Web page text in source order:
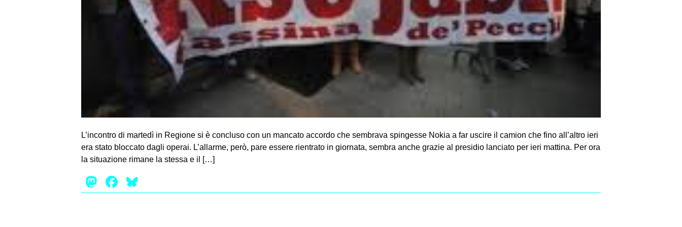
L’incontro di martedì in Regione si è concluso con un mancato accordo che sembrava spingesse Nokia a far uscire il camion che fino all’altro ieri
era stato bloccato dagli operai. L’allarme, però, pare essere rientrato in giornata, sembra anche grazie al presidio lanciato per ieri mattina. Per ora
la situazione rimane la stessa e il […]
Mastodon
Facebook